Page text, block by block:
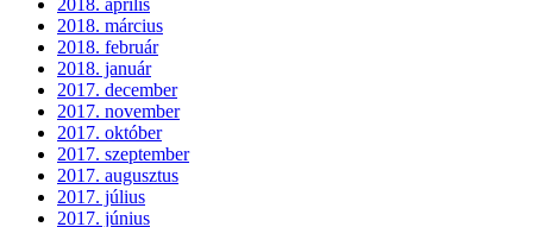
2018. április
2018. március
2018. február
2018. január
2017. december
2017. november
2017. október
2017. szeptember
2017. augusztus
2017. július
2017. június